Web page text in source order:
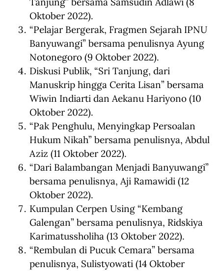
Oktober 2022).
“Pelajar Bergerak, Fragmen Sejarah IPNU
Banyuwangi” bersama penulisnya Ayung
Notonegoro (9 Oktober 2022).
Diskusi Publik, “Sri Tanjung, dari
Manuskrip hingga Cerita Lisan” bersama
Wiwin Indiarti dan Aekanu Hariyono (10
Oktober 2022).
“Pak Penghulu, Menyingkap Persoalan
Hukum Nikah” bersama penulisnya, Abdul
Aziz (11 Oktober 2022).
“Dari Balambangan Menjadi Banyuwangi”
bersama penulisnya, Aji Ramawidi (12
Oktober 2022).
Kumpulan Cerpen Using “Kembang
Galengan” bersama penulisnya, Ridskiya
Karimatussholiha (13 Oktober 2022).
“Rembulan di Pucuk Cemara” bersama
penulisnya, Sulistyowati (14 Oktober